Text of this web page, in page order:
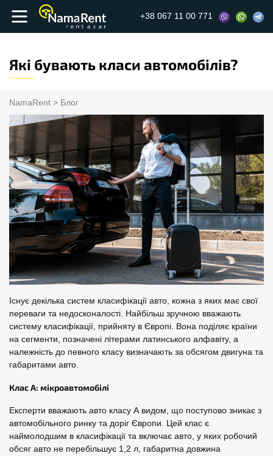
+38 067 11 00 771
Які бувають класи автомобілів?
NamaRent > Блог
Існує декілька систем класифікації авто, кожна з яких має свої
переваги та недосконалості. Найбільш зручною вважають
систему класифікації, прийняту в Європі. Вона поділяє країни
на сегменти, позначені літерами латинського алфавіту, а
належність до певного класу визначають за обсягом двигуна та
габаритами авто.
Клас A: мікроавтомобілі
Експерти вважають авто класу А видом, що поступово зникає з
автомобільного ринку та доріг Європи. Цей клас є
наймолодшим в класифікації та включає авто, у яких робочий
обсяг авто не перебільшує 1,2 л, габаритна довжина